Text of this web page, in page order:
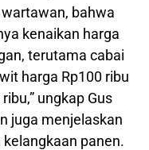
bahwa
kenaikan harga
terutama cabai
harga Rp100 ribu
ungkap Gus
juga menjelaskan
panen.